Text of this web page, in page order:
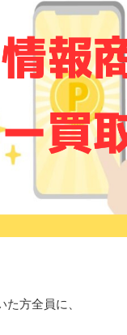
方全員に、